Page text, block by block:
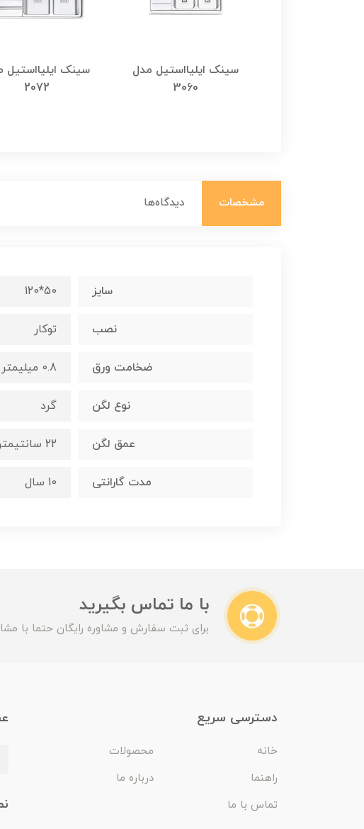
سینک ایلیااستیل مدل
3060
سینک ایلیااستیل
2072
مشخصات دیدگاه‌ها
سایز 50*120
نصب توکار
ضخامت ورق 0.8 میلیمتر
نوع لگن گرد
عمق لگن 22 سانتیمتر
مدت گارانتی 10 سال
با ما تماس بگیرید
برای ثبت سفارش و مشاوره رایگان حتما با
دسترسی سریع
خانه
محصولات
راهنما
درباره ما
تماس با ما